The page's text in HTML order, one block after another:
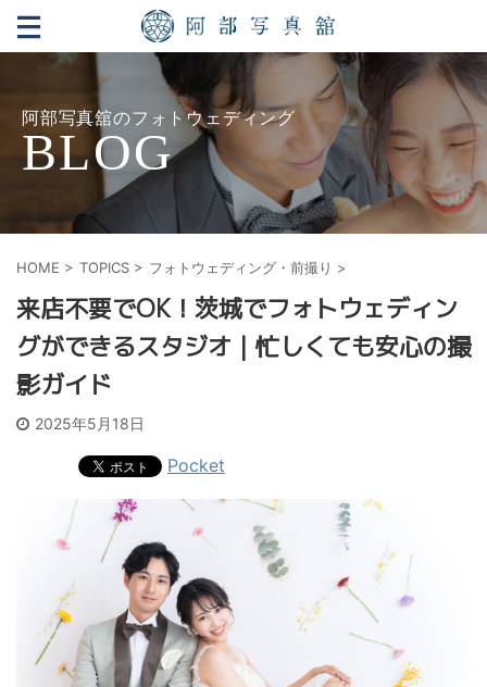
阿部写真舘のフォトウェディング
BLOG
HOME > TOPICS > フォトウェディング・前撮り >
来店不要でOK！茨城でフォトウェディン
グができるスタジオ｜忙しくても安心の撮
影ガイド
2025年5月18日
Pocket